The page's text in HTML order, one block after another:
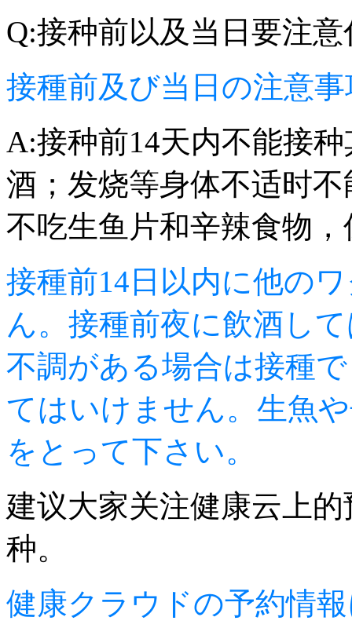
Q:接种前以及当日要注
接種前及び当日の注意
A:接种前14天内不能接
酒；发烧等身体不适时
不吃生鱼片和辛辣食物
接種前14日以内に他の
ん。接種前夜に飲酒し
不調がある場合は接種
てはいけません。生魚
をとって下さい。
建议大家关注健康云上
种。
健康クラウドの予約情